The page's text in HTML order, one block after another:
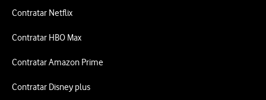
Contratar Netflix
Contratar HBO Max
Contratar Amazon Prime
Contratar Disney plus